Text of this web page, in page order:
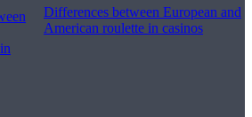
Differences between European and
American roulette in casinos